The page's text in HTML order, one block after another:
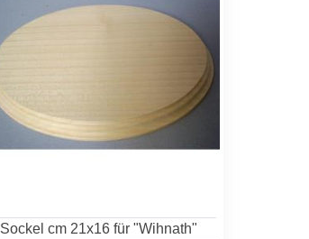
Sockel cm 21x16 für "Wihnath"